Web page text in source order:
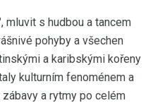
mluvit s hudbou a tancem
pohyby a všechen
a karibskými kořeny
kulturním fenoménem a
a rytmy po celém